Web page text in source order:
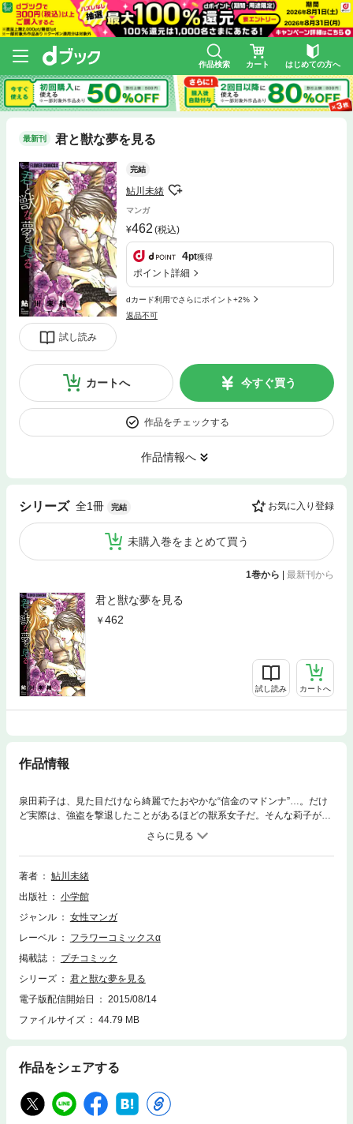
作品検索 カート はじめての方へ
最新刊 君と獣な夢を見る
試し読み
完結
鮎川未緒
マンガ
462 (税込)
4pt獲得
ポイント詳細
dカード利用でさらにポイント+2%
返品不可
カートへ 今すぐ買う
作品をチェックする
作品情報へ
シリーズ 全1冊 完結 お気に入り登録
未購入巻をまとめて買う
1巻から 最新刊から
君と獣な夢を見る
462
試し読み カートへ
作品情報
泉田莉子は、見た目だけなら綺麗でたおやかな“信金のマドンナ”…。だけ
ど実際は、強盗を撃退したことがあるほどの獣系女子だ。そんな莉子が今
狙いをつけているのは、毎朝のランニングで見かける男。偶然知り合うこ
とができたお堅い彼をオイシくいただいた莉子は、「責任」で付き合うと
言われ…！？ 表題作の他、「私のかわいい毒王子」、「無節操なアポ
ロ」、「もっと乱暴に愛しても、いいよ」、「右手のボンノー 私の鼓
著者
鮎川未緒
出版社
小学館
ジャンル
女性マンガ
レーベル
フラワーコミックスα
掲載誌
プチコミック
シリーズ
君と獣な夢を見る
電子版配信開始日
2015/08/14
ファイルサイズ
44.79 MB
作品をシェアする